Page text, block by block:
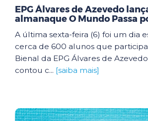
EPG Álvares de Azevedo
almanaque O Mundo Passa
A última sexta-feira (6) foi um dia
cerca de 600 alunos que
Bienal da EPG Álvares de
contou c... [saiba mais]